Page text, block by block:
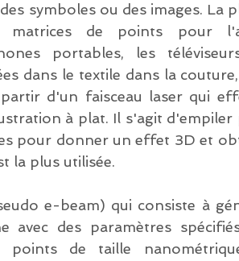
symboles ou des images. La
matrices de points pour
portables, les
dans le textile dans la
d'un faisceau laser qui
à plat. Il s'agit d'empiler
pour donner un effet 3D et
la plus utilisée.
e-beam) qui consiste à
avec des paramètres
points de taille